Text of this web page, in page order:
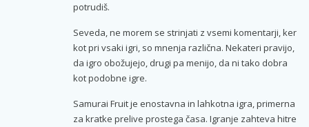
potrudiš.
Seveda, ne morem se strinjati z vsemi komentarji, ker
kot pri vsaki igri, so mnenja različna. Nekateri pravijo,
da igro obožujejo, drugi pa menijo, da ni tako dobra
kot podobne igre.
Samurai Fruit je enostavna in lahkotna igra, primerna
za kratke prelive prostega časa. Igranje zahteva hitre